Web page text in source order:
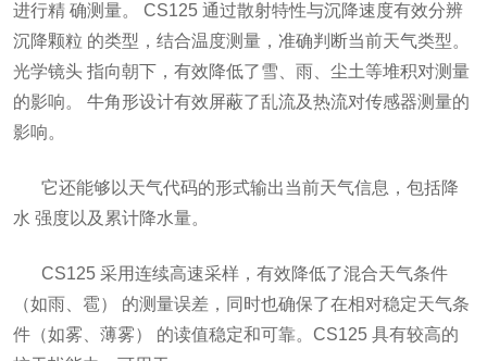
进行精 确测量。 CS125 通过散射特性与沉降速度有效分辨
沉降颗粒 的类型，结合温度测量，准确判断当前天气类型。
光学镜头 指向朝下，有效降低了雪、雨、尘土等堆积对测量
的影响。 牛角形设计有效屏蔽了乱流及热流对传感器测量的
影响。
它还能够以天气代码的形式输出当前天气信息，包括降
水 强度以及累计降水量。
CS125 采用连续高速采样，有效降低了混合天气条件
（如雨、雹） 的测量误差，同时也确保了在相对稳定天气条
件（如雾、薄雾） 的读值稳定和可靠。CS125 具有较高的